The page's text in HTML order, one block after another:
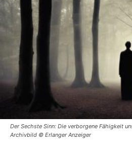
Der Sechste Sinn: Die verborgene Fähigkeit
Archivbild © Erlanger Anzeiger